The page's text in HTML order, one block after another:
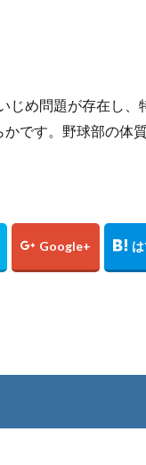
じめ問題が存在し
かです。野球部の体